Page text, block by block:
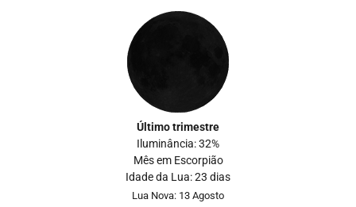
Último trimestre
Iluminância: 32%
Mês em Escorpião
Idade da Lua: 23 dias
Lua Nova: 13 Agosto